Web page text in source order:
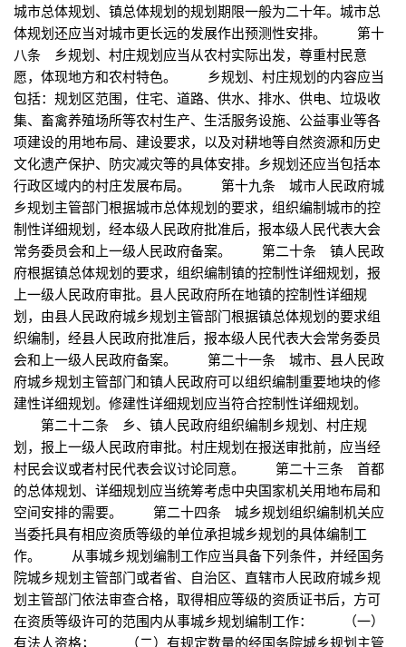
城市总体规划、镇总体规划的规划期限一般为二十年。城市总
体规划还应当对城市更长远的发展作出预测性安排。 第十
八条 乡规划、村庄规划应当从农村实际出发，尊重村民意
愿，体现地方和农村特色。 乡规划、村庄规划的内容应当
包括：规划区范围，住宅、道路、供水、排水、供电、垃圾收
集、畜禽养殖场所等农村生产、生活服务设施、公益事业等各
项建设的用地布局、建设要求，以及对耕地等自然资源和历史
文化遗产保护、防灾减灾等的具体安排。乡规划还应当包括本
行政区域内的村庄发展布局。 第十九条 城市人民政府城
乡规划主管部门根据城市总体规划的要求，组织编制城市的控
制性详细规划，经本级人民政府批准后，报本级人民代表大会
常务委员会和上一级人民政府备案。 第二十条 镇人民政
府根据镇总体规划的要求，组织编制镇的控制性详细规划，报
上一级人民政府审批。县人民政府所在地镇的控制性详细规
划，由县人民政府城乡规划主管部门根据镇总体规划的要求组
织编制，经县人民政府批准后，报本级人民代表大会常务委员
会和上一级人民政府备案。 第二十一条 城市、县人民政
府城乡规划主管部门和镇人民政府可以组织编制重要地块的修
建性详细规划。修建性详细规划应当符合控制性详细规划。
第二十二条 乡、镇人民政府组织编制乡规划、村庄规
划，报上一级人民政府审批。村庄规划在报送审批前，应当经
村民会议或者村民代表会议讨论同意。 第二十三条 首都
的总体规划、详细规划应当统筹考虑中央国家机关用地布局和
空间安排的需要。 第二十四条 城乡规划组织编制机关应
当委托具有相应资质等级的单位承担城乡规划的具体编制工
作。 从事城乡规划编制工作应当具备下列条件，并经国务
院城乡规划主管部门或者省、自治区、直辖市人民政府城乡规
划主管部门依法审查合格，取得相应等级的资质证书后，方可
在资质等级许可的范围内从事城乡规划编制工作： （一）
有法人资格； （二）有规定数量的经国务院城乡规划主管